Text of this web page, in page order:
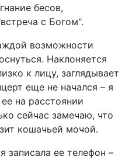
бесов,
с Богом".
возможности
Наклоняется
к лицу, заглядывает
еще не начался – я
на расстоянии
сейчас замечаю, что
кошачьей мочой.
записала ее телефон –